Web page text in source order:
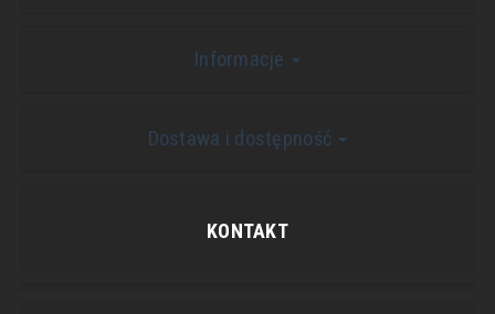
Informacje
Dostawa i dostępność
KONTAKT